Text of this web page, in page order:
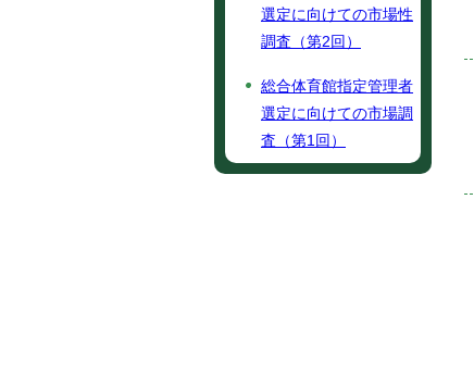
選定に向けての市場性
調査（第2回）
総合体育館指定管理者
選定に向けての市場調
査（第1回）